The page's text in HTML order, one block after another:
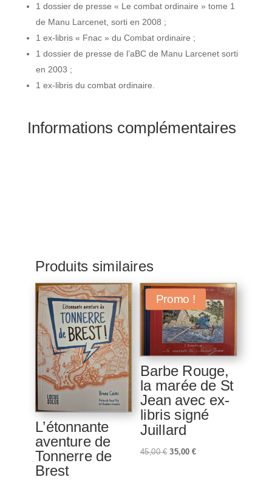
1 dossier de presse « Le combat ordinaire » tome 1
de Manu Larcenet, sorti en 2008 ;
1 ex-libris « Fnac » du Combat ordinaire ;
1 dossier de presse de l’aBC de Manu Larcenet sorti
en 2003 ;
1 ex-libris du combat ordinaire.
Informations complémentaires
Produits similaires
L’étonnante
aventure de
Tonnerre de
Brest
Promo !
Barbe Rouge,
la marée de St
Jean avec ex-
libris signé
Juillard
45,00€ Le
35,00€Le